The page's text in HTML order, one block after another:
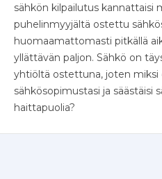
sähkön kilpailutus kannattaisi
puhelinmyyjältä ostettu
huomaamattomasti pitkällä
yllättävän paljon. Sähkö on
yhtiöltä ostettuna, joten miksi
sähkösopimustasi ja säästäisi
haittapuolia?